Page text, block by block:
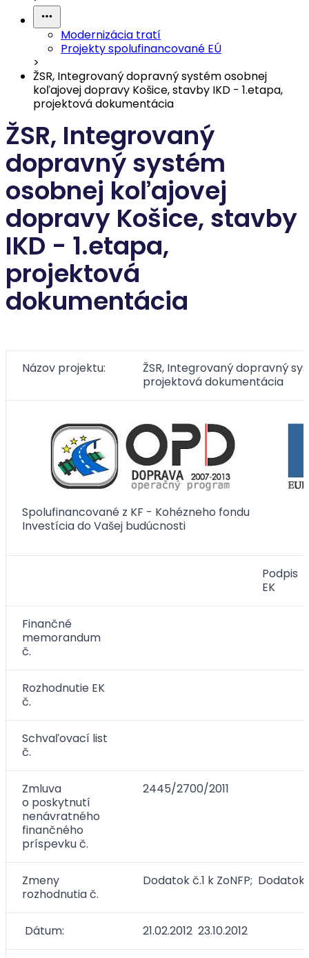
Modernizácia tratí
Projekty spolufinancované EÚ
>
ŽSR, Integrovaný dopravný systém osobnej
koľajovej dopravy Košice, stavby IKD - 1.etapa,
projektová dokumentácia
ŽSR, Integrovaný
dopravný systém
osobnej koľajovej
dopravy Košice, stavby
IKD - 1.etapa,
projektová
dokumentácia
Názov projektu:
ŽSR, Integrovaný dopravný
projektová dokumentácia
Spolufinancované z KF - Kohézneho fondu
Investícia do Vašej budúcnosti
Podpis
EK
Finančné
memorandum
č.
Rozhodnutie EK
č.
Schvaľovací list
č.
Zmluva
o poskytnutí
nenávratného
finančného
príspevku č.
2445/2700/2011
Zmeny
rozhodnutia č.
Dodatok č.1 k ZoNFP; Dodatok
Dátum: 21.02.2012 23.10.2012